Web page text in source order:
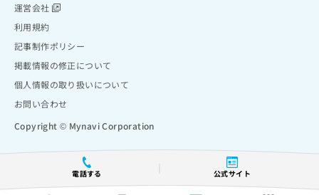
電話する 公式サイト
運営会社
利用規約
記事制作ポリシー
掲載情報の修正について
個人情報の取り扱いについて
お問い合わせ
Copyright © Mynavi Corporation